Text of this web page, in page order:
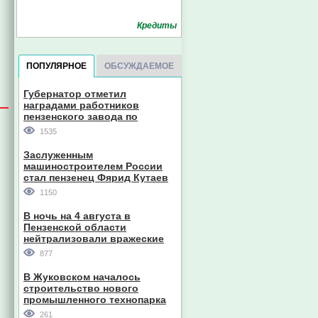
Кредиты
ПОПУЛЯРНОЕ ОБСУЖДАЕМОЕ
Губернатор отметил
наградами работников
пензенского завода по
производству станков
1535
Заслуженным
машиностроителем России
стал пензенец Фярид Кутаев
1150
В ночь на 4 августа в
Пензенской области
нейтрализовали вражеские
дроны
877
В Жуковском началось
строительство нового
промышленного технопарка
261